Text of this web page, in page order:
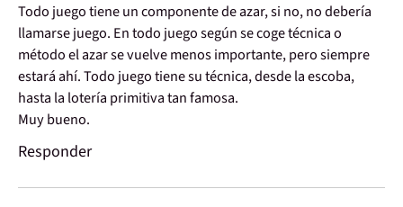
Todo juego tiene un componente de azar, si no, no debería
llamarse juego. En todo juego según se coge técnica o
método el azar se vuelve menos importante, pero siempre
estará ahí. Todo juego tiene su técnica, desde la escoba,
hasta la lotería primitiva tan famosa.
Muy bueno.
Responder